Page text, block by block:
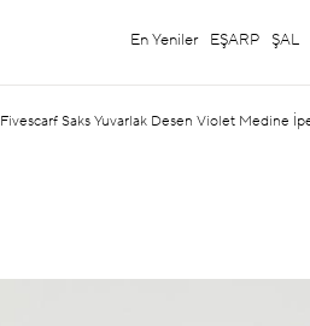
En Yeniler EŞARP ŞAL
Fivescarf Saks Yuvarlak Desen Violet Medine